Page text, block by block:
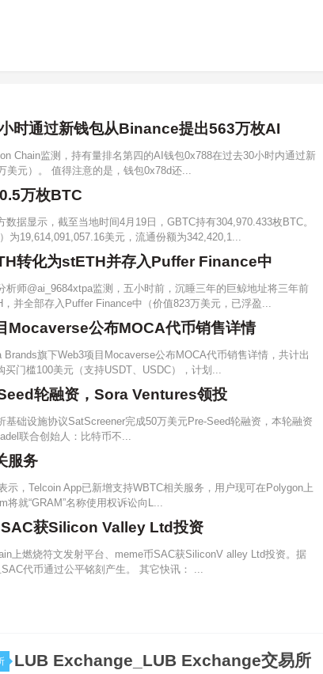
时通过新钱包从Binance提出563万枚AI
Chain监测，持有量排名第四的AI钱包0x788在过去30小时内通过新
美元）。 值得注意的是，钱包0x78d还...
万枚BTC
据显示，截至当地时间4月19日，GBTC持有304,970.433枚BTC。
为19,614,091,057.16美元，流通份额为342,420,1...
转化为stETH并存入Puffer Finance中
析师@ai_9684xtpa监测，五小时前，沉睡三年的巨鲸地址将三年前
并全部存入Puffer Finance中（价值823万美元，已浮盈...
公布MOCA代币销售详情
旗下Web3项目Mocaverse公布MOCA代币销售详情，共计出
门槛100美元（支持USDT、USDC），计划...
轮融资，Sora Ventures领投
基础设施协议SatScreener完成50万美元Pre-Seed轮融资，本轮融资
联合创始人：比特币不...
服务
示，Telcoin App已新增支持WBTC相关服务，用户现可在Polygon上
就“GRAM”名称使用权诉讼向L...
获Silicon Valley Ltd投资
上燃烧符文发射平台、meme币SAC获SiliconV alley Ltd投资。据
代币通过公平铭刻产生。 其它快讯： ...
LUB Exchange_LUB Exchange交易所